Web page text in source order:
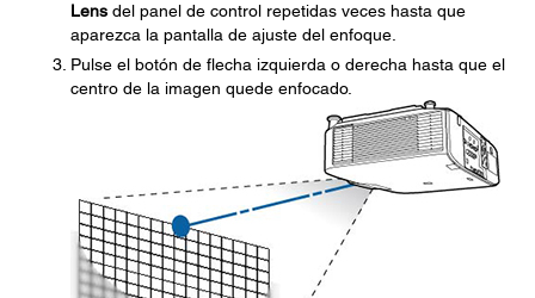
Lens del panel de control repetidas veces hasta que
aparezca la pantalla de ajuste del enfoque.
Pulse el botón de flecha izquierda o derecha hasta que el
centro de la imagen quede enfocado.